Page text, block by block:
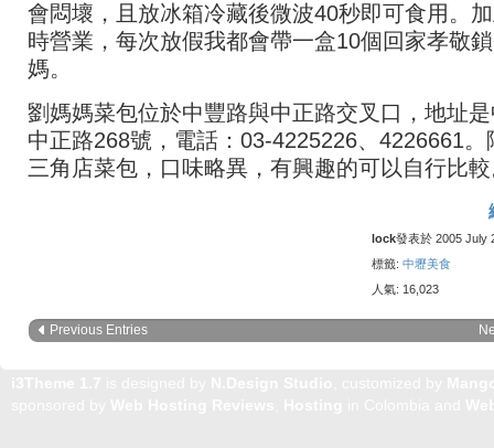
會悶壞，且放冰箱冷藏後微波40秒即可食用。
時營業，每次放假我都會帶一盒10個回家孝敬
媽。
劉媽媽菜包位於中豐路與中正路交叉口，地址
中正路268號，電話：03-4225226、4226661。
三角店菜包，口味略異，有興趣的可以自行比
lock發表於 2005 July
標籤: 中壢美食
人氣: 16,023
Previous Entries